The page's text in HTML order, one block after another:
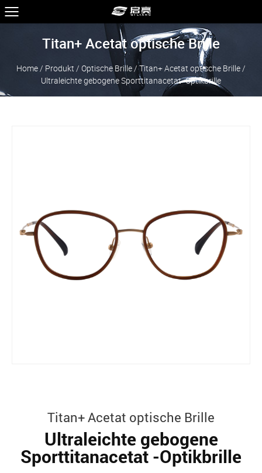
Titan+ Acetat optische Brille
Home / Produkt / Optische Brille /Titan+ Acetat optische Brille /
Ultraleichte gebogene Sporttitanacetat -Optikbrille
Titan+ Acetat optische Brille
Ultraleichte gebogene
Sporttitanacetat -Optikbrille